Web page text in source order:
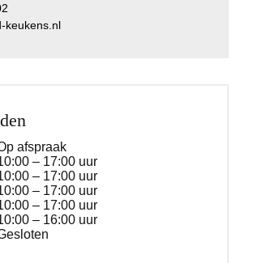
keukens.nl
afspraak
– 17:00 uur
– 17:00 uur
– 17:00 uur
– 17:00 uur
– 16:00 uur